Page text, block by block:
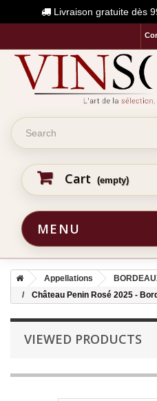
Livraison gratuite dès
Cart (empty)
MENU
Appellations
Château Penin Rosé 2025 -
VIEWED PRODUCTS